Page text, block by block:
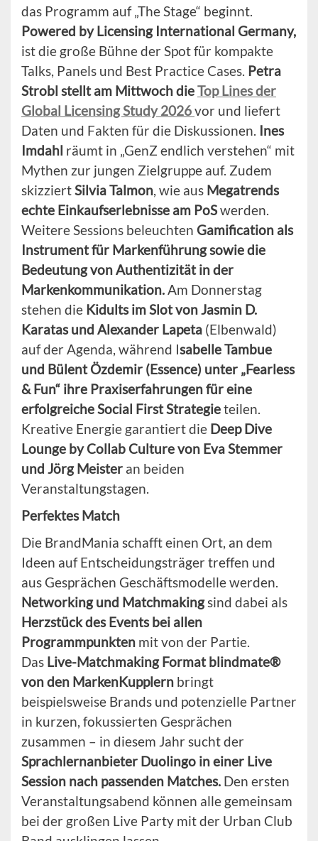
das Programm auf „The Stage“ beginnt.
Powered by Licensing International Germany,
ist die große Bühne der Spot für kompakte
Talks, Panels und Best Practice Cases. Petra
Strobl stellt am Mittwoch dieTop Lines der
Global Licensing Study 2026vor und liefert
Daten und Fakten für die Diskussionen. Ines
Imdahl räumt in „GenZ endlich verstehen“ mit
Mythen zur jungen Zielgruppe auf. Zudem
skizziertSilvia Talmon , wie aus Megatrends
echte Einkaufserlebnisse am PoSwerden.
Weitere Sessions beleuchten Gamification als
Instrument für Markenführung sowie die
Bedeutung von Authentizität in der
Markenkommunikation. Am Donnerstag
stehen die Kidults im Slot von Jasmin D.
Karatas und Alexander Lapeta (Elbenwald)
auf der Agenda, während Isabelle Tambue
und Bülent Özdemir (Essence) unter „Fearless
& Fun“ ihre Praxiserfahrungen für eine
erfolgreiche Social First Strategieteilen.
Kreative Energie garantiert die Deep Dive
Lounge by Collab Culture von Eva Stemmer
und Jörg Meister an beiden
Veranstaltungstagen.
Perfektes Match
Die BrandMania schafft einen Ort, an dem
Ideen auf Entscheidungsträger treffen und
aus Gesprächen Geschäftsmodelle werden.
Networking und Matchmakingsind dabei als
Herzstück des Events bei allen
Programmpunkten mit von der Partie.
Das Live-Matchmaking Format blindmate®
von den MarkenKupplern bringt
beispielsweise Brands und potenzielle Partner
in kurzen, fokussierten Gesprächen
zusammen – in diesem Jahr sucht der
Sprachlernanbieter Duolingo in einer Live
Session nach passenden Matches. Den ersten
Veranstaltungsabend können alle gemeinsam
bei der großen Live Party mit der Urban Club